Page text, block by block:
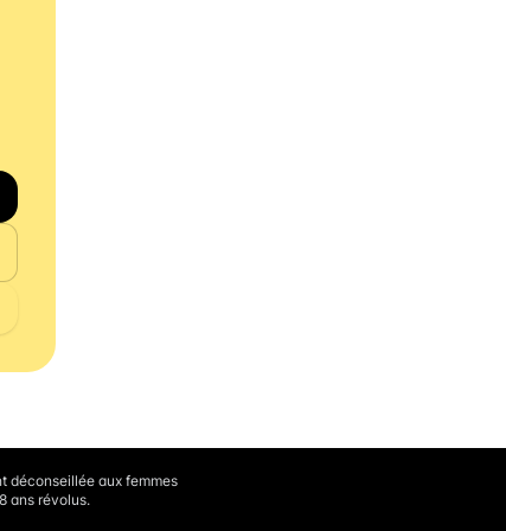
déconseillée aux femmes
ans révolus.